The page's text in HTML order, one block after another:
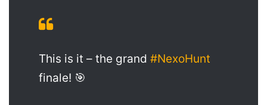
This is it – the grand #NexoHunt
finale! 🎯